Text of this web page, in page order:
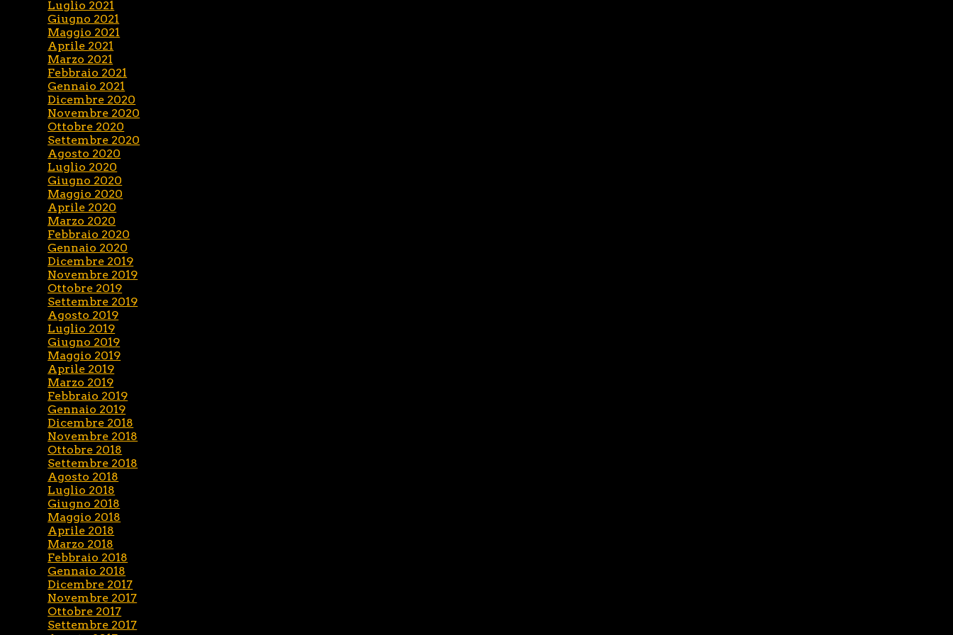
Luglio 2021
Giugno 2021
Maggio 2021
Aprile 2021
Marzo 2021
Febbraio 2021
Gennaio 2021
Dicembre 2020
Novembre 2020
Ottobre 2020
Settembre 2020
Agosto 2020
Luglio 2020
Giugno 2020
Maggio 2020
Aprile 2020
Marzo 2020
Febbraio 2020
Gennaio 2020
Dicembre 2019
Novembre 2019
Ottobre 2019
Settembre 2019
Agosto 2019
Luglio 2019
Giugno 2019
Maggio 2019
Aprile 2019
Marzo 2019
Febbraio 2019
Gennaio 2019
Dicembre 2018
Novembre 2018
Ottobre 2018
Settembre 2018
Agosto 2018
Luglio 2018
Giugno 2018
Maggio 2018
Aprile 2018
Marzo 2018
Febbraio 2018
Gennaio 2018
Dicembre 2017
Novembre 2017
Ottobre 2017
Settembre 2017